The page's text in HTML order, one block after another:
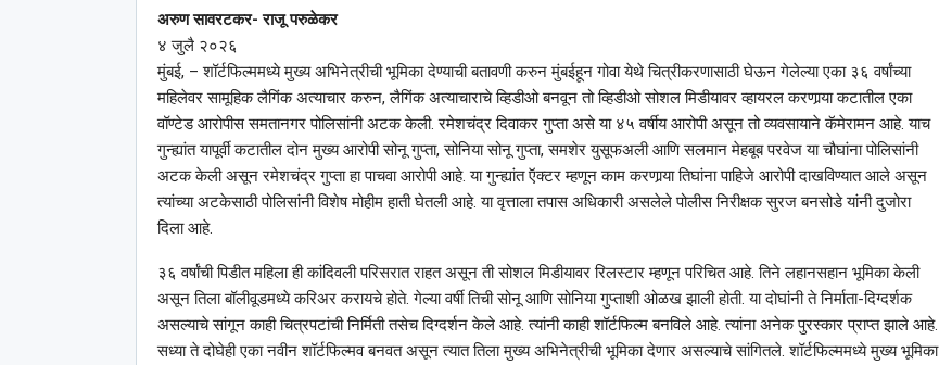
अरुण सावरटकर- राजू परुळेकर
४ जुलै २०२६
मुंबई, – शॉर्टफिल्ममध्ये मुख्य अभिनेत्रीची भूमिका देण्याची बतावणी करुन मुंबईहून गोवा येथे चित्रीकरणासाठी घेऊन गेलेल्या एका ३६ वर्षांच्या
महिलेवर सामूहिक लैगिंक अत्याचार करुन, लैगिंक अत्याचाराचे व्हिडीओ बनवून तो व्हिडीओ सोशल मिडीयावर व्हायरल करणार्‍या कटातील एका
वॉण्टेड आरोपीस समतानगर पोलिसांनी अटक केली. रमेशचंद्र दिवाकर गुप्ता असे या ४५ वर्षीय आरोपी असून तो व्यवसायाने कॅमेरामन आहे. याच
गुन्ह्यांत यापूर्वी कटातील दोन मुख्य आरोपी सोनू गुप्ता, सोनिया सोनू गुप्ता, समशेर युसूफअली आणि सलमान मेहबूब परवेज या चौघांना पोलिसांनी
अटक केली असून रमेशचंद्र गुप्ता हा पाचवा आरोपी आहे. या गुन्ह्यांत ऍक्टर म्हणून काम करणार्‍या तिघांना पाहिजे आरोपी दाखविण्यात आले असून
त्यांच्या अटकेसाठी पोलिसांनी विशेष मोहीम हाती घेतली आहे. या वृत्ताला तपास अधिकारी असलेले पोलीस निरीक्षक सुरज बनसोडे यांनी दुजोरा
दिला आहे.
३६ वर्षांची पिडीत महिला ही कांदिवली परिसरात राहत असून ती सोशल मिडीयावर रिलस्टार म्हणून परिचित आहे. तिने लहानसहान भूमिका केली
असून तिला बॉलीवूडमध्ये करिअर करायचे होते. गेल्या वर्षी तिची सोनू आणि सोनिया गुप्ताशी ओळख झाली होती. या दोघांनी ते निर्माता-दिग्दर्शक
असल्याचे सांगून काही चित्रपटांची निर्मिती तसेच दिग्दर्शन केले आहे. त्यांनी काही शॉर्टफिल्म बनविले आहे. त्यांना अनेक पुरस्कार प्राप्त झाले आहे.
सध्या ते दोघेही एका नवीन शॉर्टफिल्मव बनवत असून त्यात तिला मुख्य अभिनेत्रीची भूमिका देणार असल्याचे सांगितले. शॉर्टफिल्ममध्ये मुख्य भूमिका